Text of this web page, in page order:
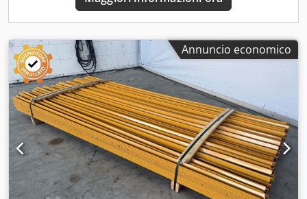
Annuncio economico